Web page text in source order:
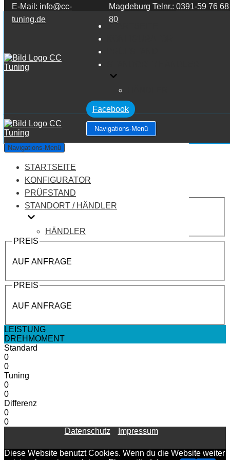
Zum Inhalt springen
E-Mail: info@cc-
tuning.de
Magdeburg Telnr.:0391-59 76 68
80
STARTSEITE
Facebook
Navigations-Menü
Navigations-Menü
STARTSEITE
KONFIGURATOR
PRÜFSTAND
STANDORT / HÄNDLER
HÄNDLER
Audi A3 8V 1.4 TSI
Leistung:122 PS
Drehmoment: 200 NM
Motortyp:Benziner
PREIS
AUF ANFRAGE
PREIS
AUF ANFRAGE
PREIS
AUF ANFRAGE
LEISTUNG
DREHMOMENT
Standard
0
0
Tuning
0
0
Differenz
0
0
Datenschutz
Impressum
Diese Website benutzt Cookies. Wenn du die Website weiter